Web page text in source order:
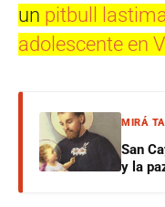
un pitbull
adolescente en
MIRÁ
San
y la